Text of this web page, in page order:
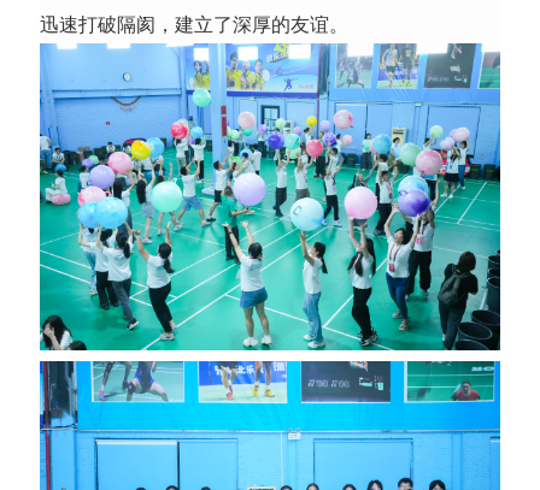
迅速打破隔阂，建立了深厚的友谊。